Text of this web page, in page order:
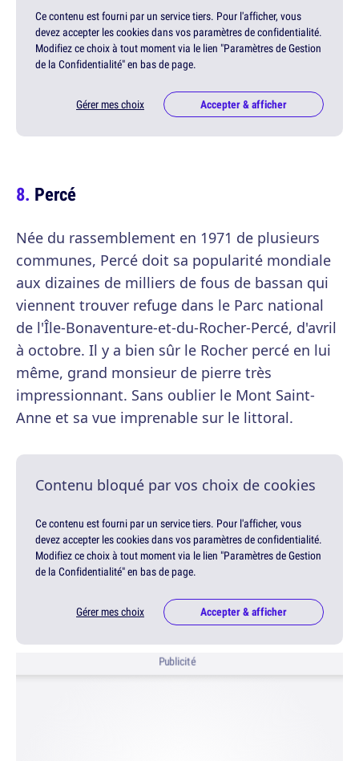
Ce contenu est fourni par un service tiers. Pour l'afficher, vous
devez accepter les cookies dans vos paramètres de confidentialité.
Modifiez ce choix à tout moment via le lien "Paramètres de Gestion
de la Confidentialité" en bas de page.
Gérer mes choix Accepter & afficher
Percé
Née du rassemblement en 1971 de plusieurs
communes, Percé doit sa popularité mondiale
aux dizaines de milliers de fous de bassan qui
viennent trouver refuge dans le Parc national
de l'Île-Bonaventure-et-du-Rocher-Percé, d'avril
à octobre. Il y a bien sûr le Rocher percé en lui
même, grand monsieur de pierre très
impressionnant. Sans oublier le Mont Saint-
Anne et sa vue imprenable sur le littoral.
Contenu bloqué par vos choix de cookies
Ce contenu est fourni par un service tiers. Pour l'afficher, vous
devez accepter les cookies dans vos paramètres de confidentialité.
Modifiez ce choix à tout moment via le lien "Paramètres de Gestion
de la Confidentialité" en bas de page.
Gérer mes choix Accepter & afficher
Publicité